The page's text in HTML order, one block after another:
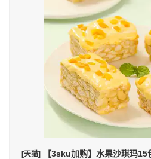
[天猫] 【3sku加购】水果沙琪玛15